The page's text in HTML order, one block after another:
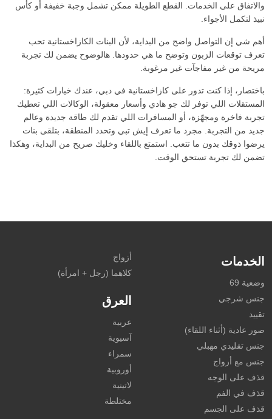
والاتفاق على الخدمات. القطع الطويلة ممكن تشمل وجبة خفيفة أو كأس
نبيذ لتكمل الأجواء.
أهم شي إن التواصل واضح من البداية، لأن البنات الكازاخستانية تحب
تعرف توقعات الزبون وتوضح ما هي حدودها. هالوضوح يضمن لك تجربة
مريحة من غير مفاجآت غير مرغوبة.
باختصار، إذا كنت تدور على كازاخستانية في دبي، عندك خيارات كثيرة:
المستقلات اللي توفر لك جو هادي وأسعار معقولة، الوكالات اللي تعطيك
تجربة فاخرة ومجهّزة، أو المسافرات اللي تقدم لك طاقة جديدة وعالم
جديد من التجربة. مجرد ما تعرف إيش تبي وتحدد المنطقة، بتلقى بنات
يرضوا ذوقك بدون ما تتعب. استمتع باللقاء وخليك صريح من البداية، وهكذا
تضمن لك تجربة تستحق الوقت.
الخدمات
وضعية 69
جنس شرجي
تقييد
صور عادية (أثناء اللقاء)
جنس تقليدي مهبلي
جنس مع أزواج
قذف على الوجه
قذف في الفم
قذف على الجسم
أزواج
كلاهما (رجل + امرأة)
العرق
عربية
آسيوية
سمراء
أوروبية
لاتينية
مختلطة